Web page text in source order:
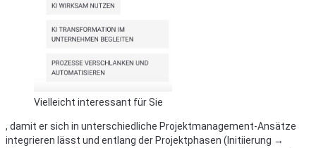
Vielleicht interessant für Sie
, damit er sich in unterschiedliche Projektmanagement-Ansätze
integrieren lässt und entlang der Projektphasen (Initiierung →